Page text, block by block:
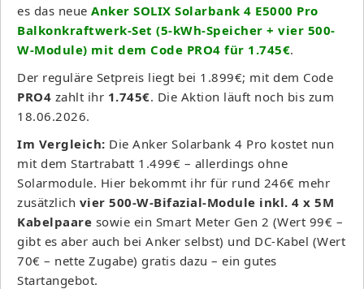
es das neue Anker SOLIX Solarbank 4 E5000 Pro
Balkonkraftwerk-Set (5-kWh-Speicher + vier 500-
W-Module) mit dem Code PRO4 für 1.745€.
Der reguläre Setpreis liegt bei 1.899€; mit dem Code
PRO4 zahlt ihr 1.745€. Die Aktion läuft noch bis zum
18.06.2026.
Im Vergleich: Die Anker Solarbank 4 Pro kostet nun
mit dem Startrabatt 1.499€ – allerdings ohne
Solarmodule. Hier bekommt ihr für rund 246€ mehr
zusätzlich vier 500-W-Bifazial-Module inkl. 4 x 5M
Kabelpaare sowie ein Smart Meter Gen 2 (Wert 99€ –
gibt es aber auch bei Anker selbst) und DC-Kabel (Wert
70€ – nette Zugabe) gratis dazu – ein gutes
Startangebot.